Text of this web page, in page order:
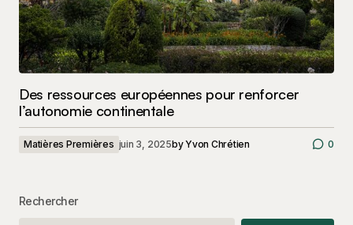
Des ressources européennes pour renforcer
l’autonomie continentale
Matières Premières juin 3, 2025byYvon Chrétien 0
Rechercher